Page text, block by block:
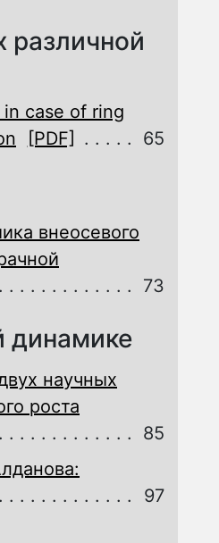
различной
case of ring
[PDF] 65
внеосевого
73
динамике
научных
роста
85
97